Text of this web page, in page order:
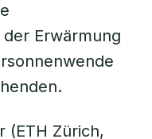
Erwärmung
(ETH Zürich,